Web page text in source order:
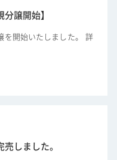
分譲開始】
を開始いたしました。 詳
売しました。